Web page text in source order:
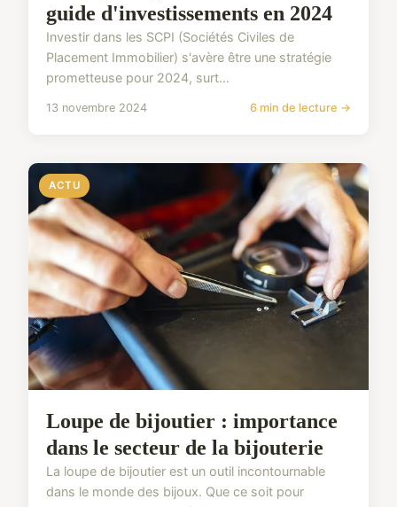
guide d'investissements en 2024
Investir dans les SCPI (Sociétés Civiles de
Placement Immobilier) s'avère être une stratégie
prometteuse pour 2024, surt...
13 novembre 2024 6 min de lecture →
ACTU
Loupe de bijoutier : importance
dans le secteur de la bijouterie
La loupe de bijoutier est un outil incontournable
dans le monde des bijoux. Que ce soit pour